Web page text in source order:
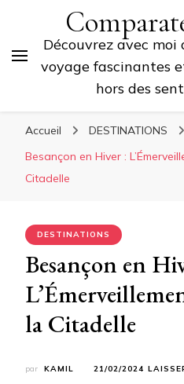
Découvrez avec
voyage fascinantes
hors des
Accueil
DESTINATIONS
Besançon en Hiver :
Citadelle
DESTINATIONS
Besançon en
la Citadelle
par KAMIL 21/02/2024